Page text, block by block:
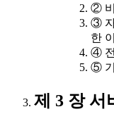
②
③ 자
한
④ 전
⑤ 기
제 3 장 서